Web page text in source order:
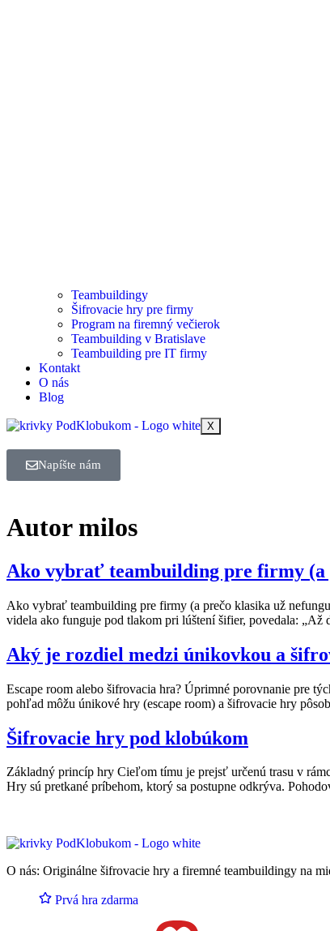
Teambuildingy
Šifrovacie hry pre firmy
Program na firemný večierok
Teambuilding v Bratislave
Teambuilding pre IT firmy
Kontakt
O nás
Blog
X
Napíšte nám
Autormilos
Ako vybrať teambuilding pre firmy (a
Ako vybrať teambuilding pre firmy (a prečo klasika už
videla ako funguje pod tlakom pri lúštení šifier, povedala:
Aký je rozdiel medzi únikovkou a
Escape room alebo šifrovacia hra? Úprimné porovnanie pre
pohľad môžu únikové hry (escape room) a šifrovacie hry
Šifrovacie hry pod klobúkom
Základný princíp hry Cieľom tímu je prejsť určenú trasu v
Hry sú pretkané príbehom, ktorý sa postupne odkrýva.
O nás: Originálne šifrovacie hry a firemné teambuildingy na
Prvá hra zdarma